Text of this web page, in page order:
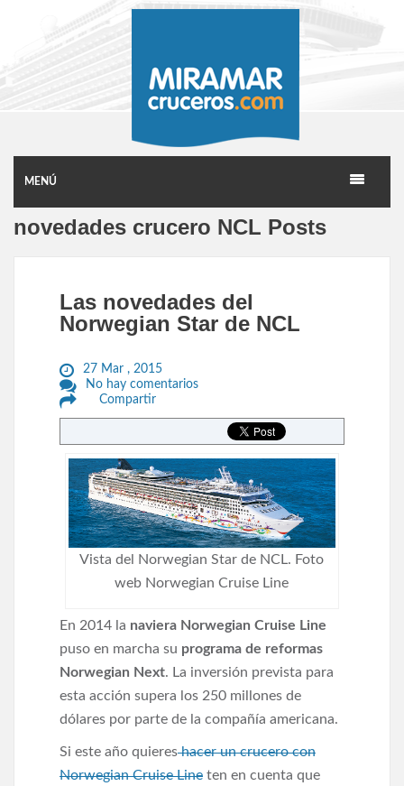
MENÚ
novedades crucero NCL Posts
Las novedades del
Norwegian Star de NCL
27 Mar , 2015
No hay comentarios
Compartir
Vista del Norwegian Star de NCL. Foto
web Norwegian Cruise Line
En 2014 la naviera Norwegian Cruise Line
puso en marcha su programa de reformas
Norwegian Next. La inversión prevista para
esta acción supera los 250 millones de
dólares por parte de la compañía americana.
Si este año quiereshacer un crucero con
Norwegian Cruise Line ten en cuenta que